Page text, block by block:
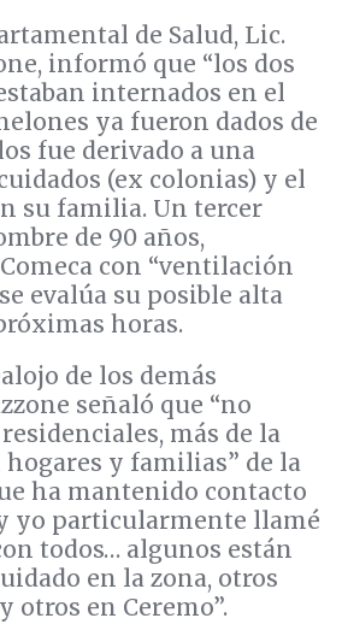
de Salud, Lic.
informó que “los dos
internados en el
ya fueron dados de
fue derivado a una
(ex colonias) y el
su familia. Un tercer
de 90 años,
con “ventilación
evalúa su posible alta
horas.
de los demás
señaló que “no
más de la
y familias” de la
ha mantenido contacto
yo particularmente llamé
todos… algunos están
en la zona, otros
otros en Ceremo”.